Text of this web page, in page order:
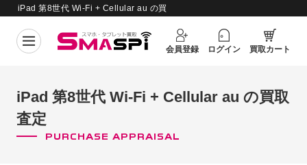
iPad 第8世代 Wi-Fi + Cellular au の買
会員登録 ログイン 買取カート
iPad 第8世代 Wi-Fi + Cellular au の買取
査定
PURCHASE APPRAISAL